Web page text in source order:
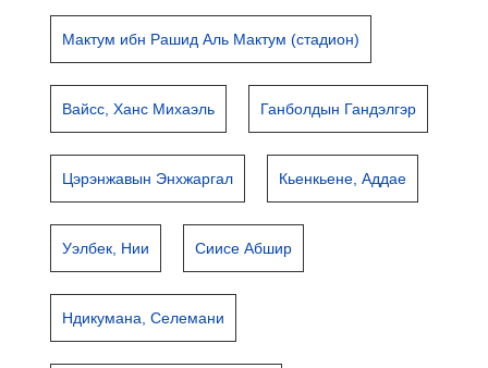
Мактум ибн Рашид Аль Мактум (стадион)
Вайсс, Ханс Михаэль Ганболдын Гандэлгэр
Цэрэнжавын Энхжаргал Кьенкьене, Аддае
Уэлбек, Нии Сиисе Абшир
Ндикумана, Селемани